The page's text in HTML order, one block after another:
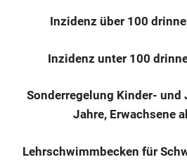
Inzidenz über 100
Inzidenz unter 100
Sonderregelung Kinder-
Jahre, Erwachsene
Lehrschwimmbecken für